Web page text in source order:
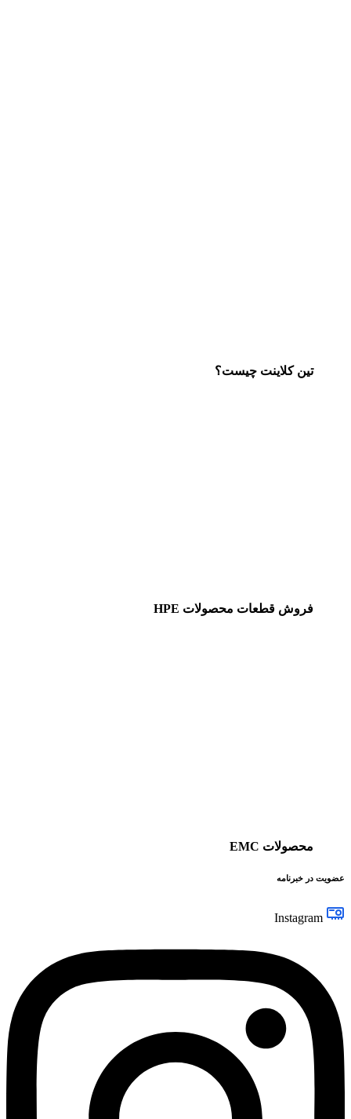
تین کلاینت چیست؟
فروش قطعات محصولات HPE
محصولات EMC
عضویت در خبرنامه
Instagram